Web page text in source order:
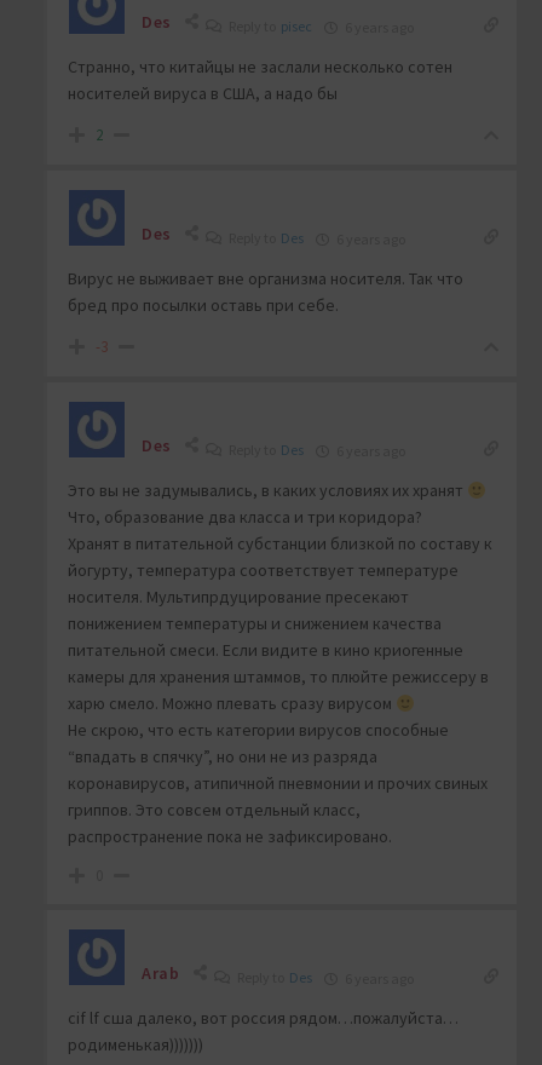
Des pisec
Странно, что китайцы не заслали несколько сотен
носителей вируса в США, а надо бы
2
Des Des
Вирус не выживает вне организма носителя. Так что
бред про посылки оставь при себе.
-3
Des Des
Это вы не задумывались, в каких условиях их хранят
Что, образование два класса и три коридора?
Хранят в питательной субстанции близкой по составу к
йогурту, температура соответствует температуре
носителя. Мультипрдуцирование пресекают
понижением температуры и снижением качества
питательной смеси. Если видите в кино криогенные
камеры для хранения штаммов, то плюйте режиссеру в
харю смело. Можно плевать сразу вирусом
Не скрою, что есть категории вирусов способные
“впадать в спячку”, но они не из разряда
коронавирусов, атипичной пневмонии и прочих свиных
гриппов. Это совсем отдельный класс,
распространение пока не зафиксировано.
Arab Des
cif lf сша далеко, вот россия рядом…пожалуйста…
родименькая)))))))